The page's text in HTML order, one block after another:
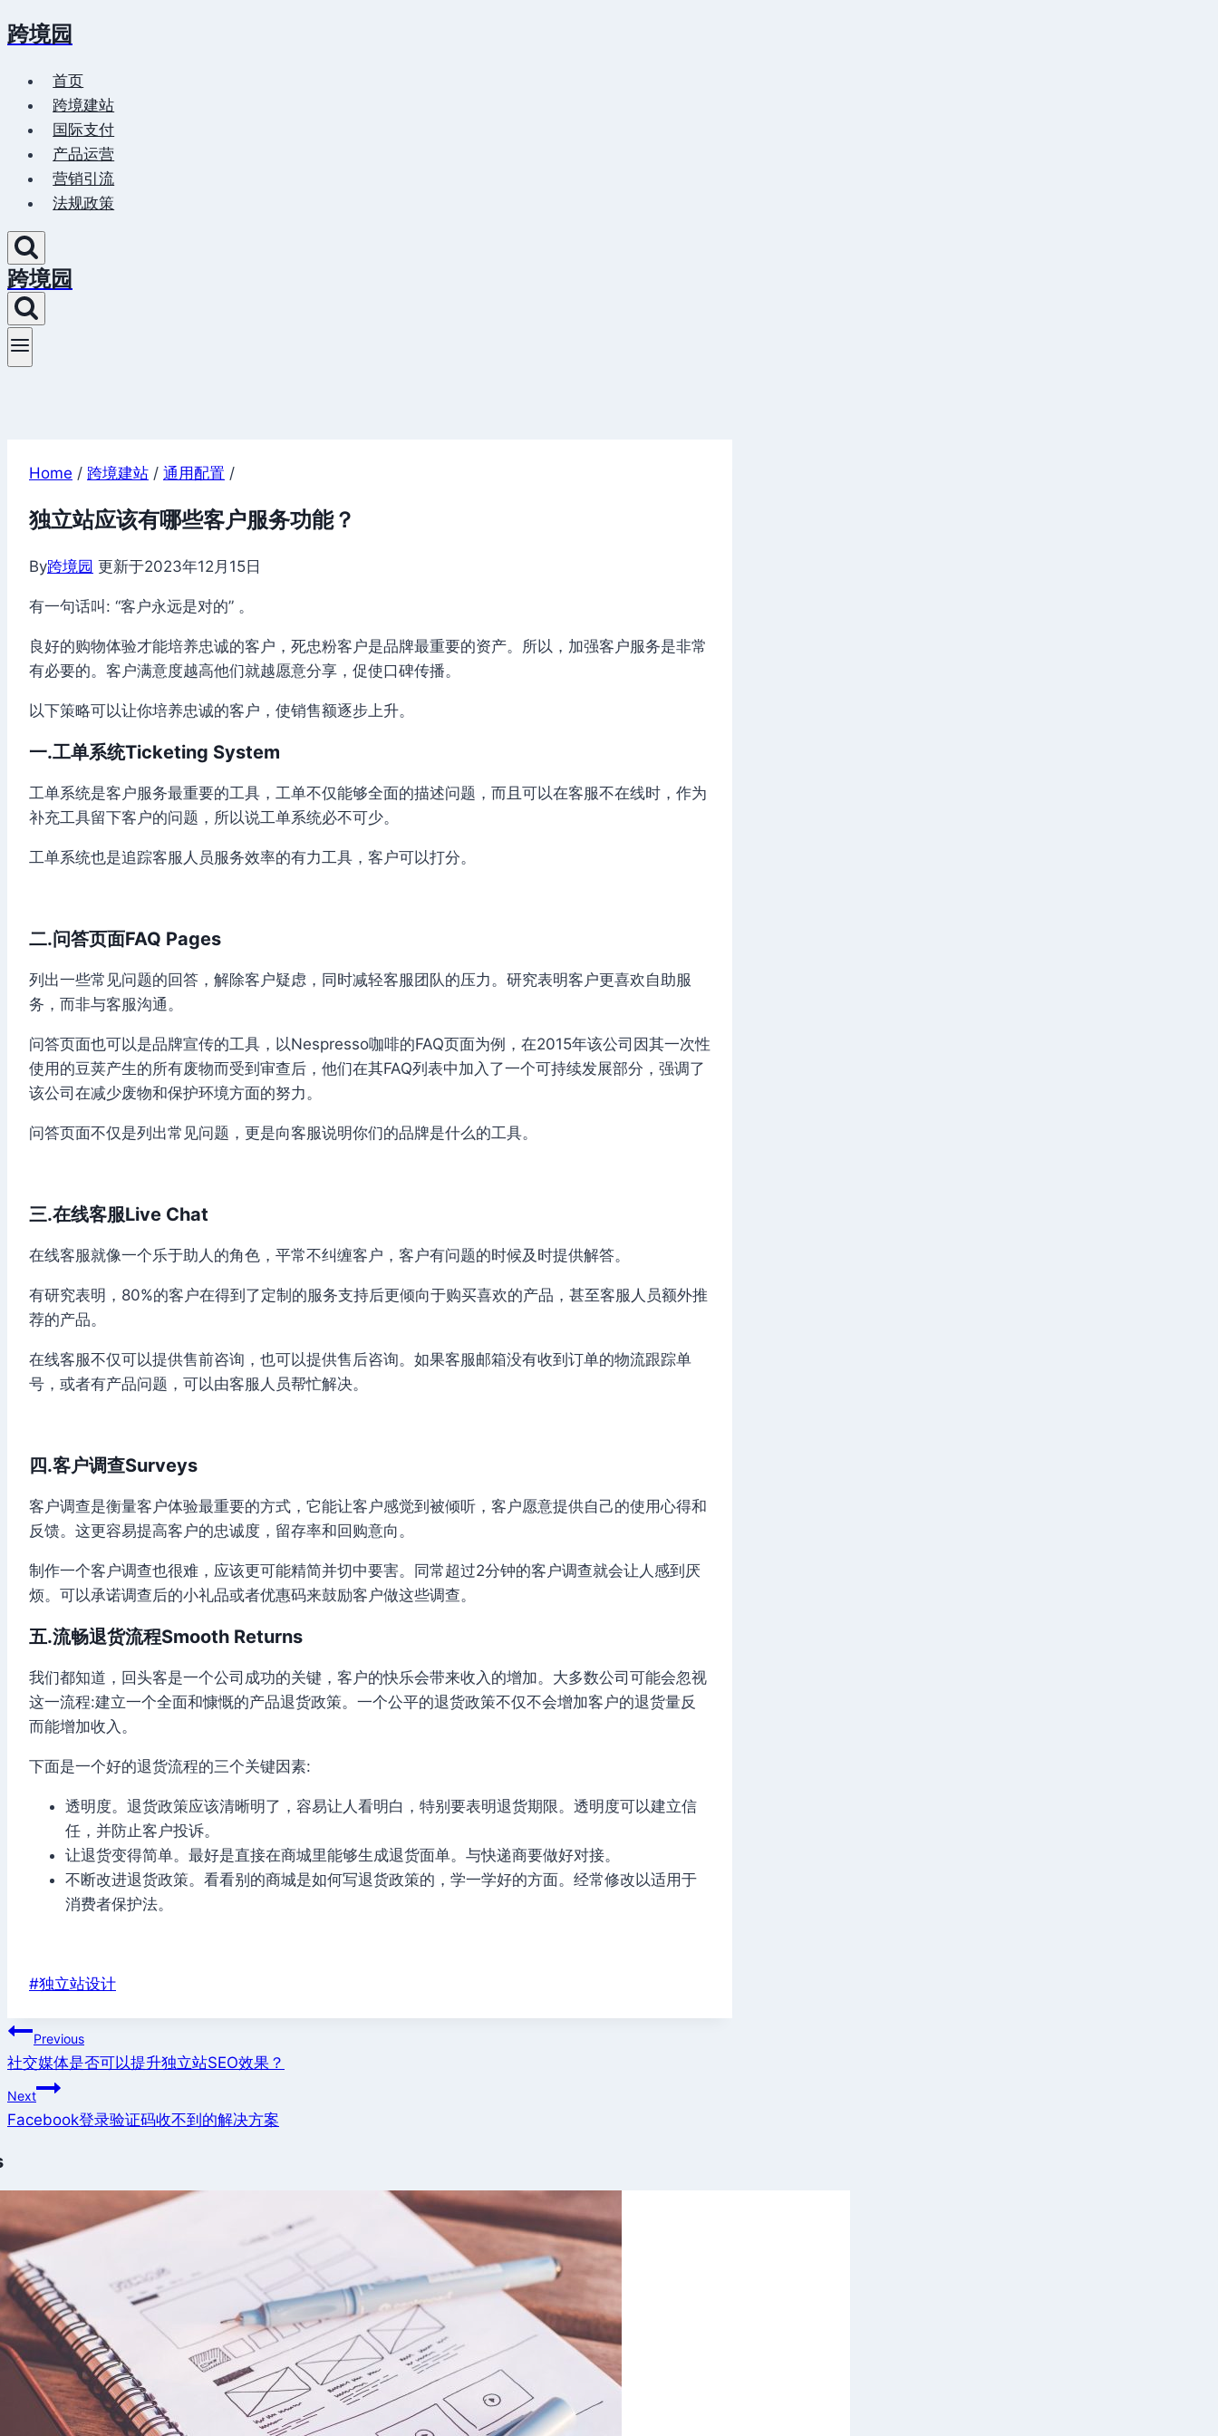
Skip
content
跨境园
首页
跨境建站
国际支付
产品运营
营销引流
法规政策
跨境园
Home / 跨境建站 / 通用配置 /
独立站应该有哪些客户服务功能？
By跨境园 更新于2023年12月15日
有一句话叫: “客户永远是对的” 。
良好的购物体验才能培养忠诚的客户，死忠粉客户是品牌最重要的资产。所以，加强客户服务是非常
有必要的。客户满意度越高他们就越愿意分享，促使口碑传播。
以下策略可以让你培养忠诚的客户，使销售额逐步上升。
一.工单系统Ticketing System
工单系统是客户服务最重要的工具，工单不仅能够全面的描述问题，而且可以在客服不在线时，作为
补充工具留下客户的问题，所以说工单系统必不可少。
工单系统也是追踪客服人员服务效率的有力工具，客户可以打分。
二.问答页面FAQ Pages
列出一些常见问题的回答，解除客户疑虑，同时减轻客服团队的压力。研究表明客户更喜欢自助服
务，而非与客服沟通。
问答页面也可以是品牌宣传的工具，以Nespresso咖啡的FAQ页面为例，在2015年该公司因其一次性
使用的豆荚产生的所有废物而受到审查后，他们在其FAQ列表中加入了一个可持续发展部分，强调了
该公司在减少废物和保护环境方面的努力。
问答页面不仅是列出常见问题，更是向客服说明你们的品牌是什么的工具。
三.在线客服Live Chat
在线客服就像一个乐于助人的角色，平常不纠缠客户，客户有问题的时候及时提供解答。
有研究表明，80%的客户在得到了定制的服务支持后更倾向于购买喜欢的产品，甚至客服人员额外推
荐的产品。
在线客服不仅可以提供售前咨询，也可以提供售后咨询。如果客服邮箱没有收到订单的物流跟踪单
号，或者有产品问题，可以由客服人员帮忙解决。
四.客户调查Surveys
客户调查是衡量客户体验最重要的方式，它能让客户感觉到被倾听，客户愿意提供自己的使用心得和
反馈。这更容易提高客户的忠诚度，留存率和回购意向。
制作一个客户调查也很难，应该更可能精简并切中要害。同常超过2分钟的客户调查就会让人感到厌
烦。可以承诺调查后的小礼品或者优惠码来鼓励客户做这些调查。
五.流畅退货流程Smooth Returns
我们都知道，回头客是一个公司成功的关键，客户的快乐会带来收入的增加。大多数公司可能会忽视
这一流程:建立一个全面和慷慨的产品退货政策。一个公平的退货政策不仅不会增加客户的退货量反
而能增加收入。
下面是一个好的退货流程的三个关键因素:
透明度。退货政策应该清晰明了，容易让人看明白，特别要表明退货期限。透明度可以建立信
任，并防止客户投诉。
让退货变得简单。最好是直接在商城里能够生成退货面单。与快递商要做好对接。
不断改进退货政策。看看别的商城是如何写退货政策的，学一学好的方面。经常修改以适用于
消费者保护法。
Post
#独立站设计
Post
navigation
Previous
社交媒体是否可以提升独立站SEO效果？
Next
Facebook登录验证码收不到的解决方案